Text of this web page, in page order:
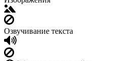
Озвучивание текста